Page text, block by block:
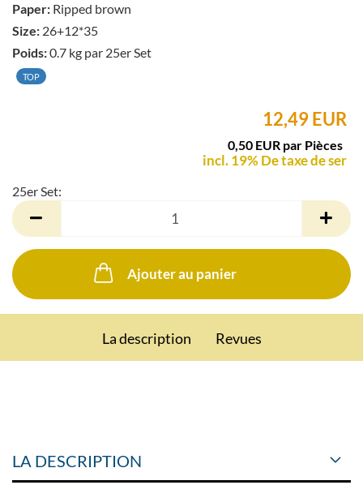
Paper: Ripped brown
Size: 26+12*35
Poids:0.7 kg par 25er Set
TOP
12,49 EUR
0,50 EUR par Pièces
incl. 19% De taxe de ser
25er Set:
25er
Set
Ajouter au panier
La description Revues
LA DESCRIPTION